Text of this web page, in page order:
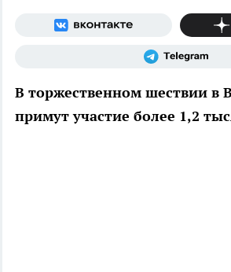
В торжественном шествии в
примут участие более 1,2